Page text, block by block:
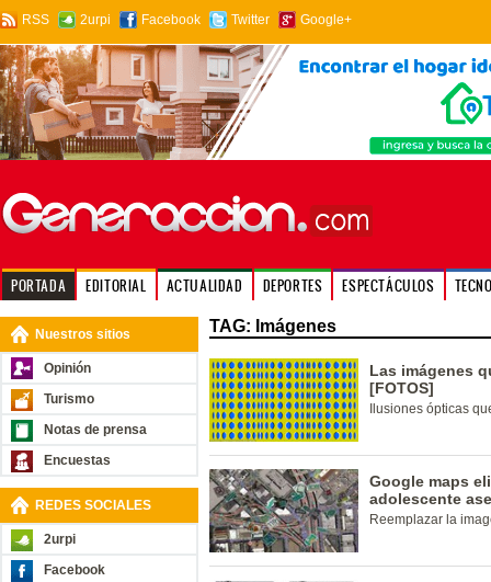
RSS 2urpi Facebook Twitter Google+
PORTADA EDITORIAL ACTUALIDAD DEPORTES ESPECTÁCULOS
Nuestros sitios
Opinión
Turismo
Notas de prensa
Encuestas
REDES SOCIALES
2urpi
Facebook
TAG: Imágenes
Las imágenes
[FOTOS]
Ilusiones ópticas
Google maps
adolescente
Reemplazar la